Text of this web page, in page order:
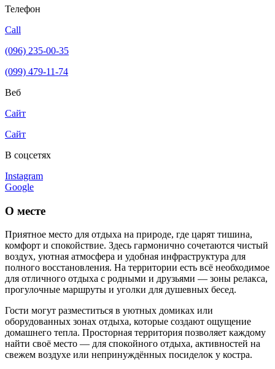
Телефон
Call
(096) 235-00-35
(099) 479-11-74
Веб
Сайт
Сайт
В соцсетях
Instagram
Google
О месте
Приятное место для отдыха на природе, где царят тишина,
комфорт и спокойствие. Здесь гармонично сочетаются чистый
воздух, уютная атмосфера и удобная инфраструктура для
полного восстановления. На территории есть всё необходимое
для отличного отдыха с родными и друзьями — зоны релакса,
прогулочные маршруты и уголки для душевных бесед.
Гости могут разместиться в уютных домиках или
оборудованных зонах отдыха, которые создают ощущение
домашнего тепла. Просторная территория позволяет каждому
найти своё место — для спокойного отдыха, активностей на
свежем воздухе или непринуждённых посиделок у костра.